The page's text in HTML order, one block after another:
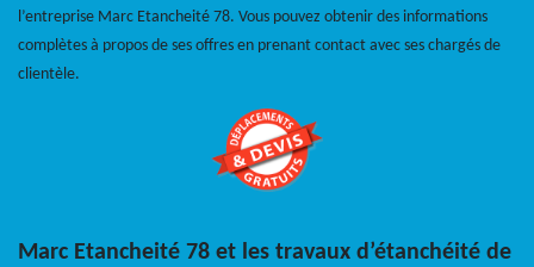
l’entreprise Marc Etancheité 78. Vous pouvez obtenir des informations
complètes à propos de ses offres en prenant contact avec ses chargés de
clientèle.
Marc Etancheité 78 et les travaux d’étanchéité de